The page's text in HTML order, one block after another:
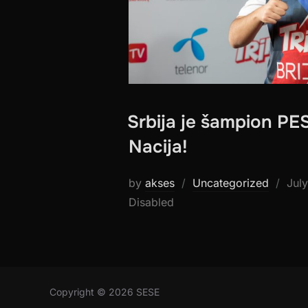
Srbija je šampion
Nacija!
by akses Uncategorized
Disabled
Copyright © 2026 SESE